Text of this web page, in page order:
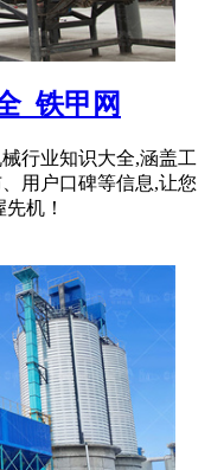
_铁甲网
行业知识大全,涵盖工
用户口碑等信息,让您
机！